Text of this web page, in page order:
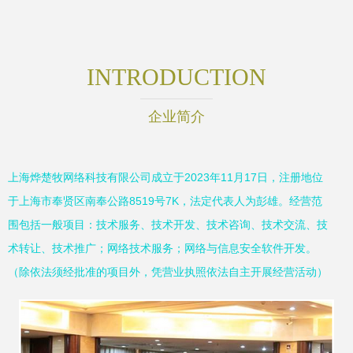
INTRODUCTION
企业简介
上海烨楚牧网络科技有限公司成立于2023年11月17日，注册地位
于上海市奉贤区南奉公路8519号7K，法定代表人为彭雄。经营范
围包括一般项目：技术服务、技术开发、技术咨询、技术交流、技
术转让、技术推广；网络技术服务；网络与信息安全软件开发。
（除依法须经批准的项目外，凭营业执照依法自主开展经营活动）